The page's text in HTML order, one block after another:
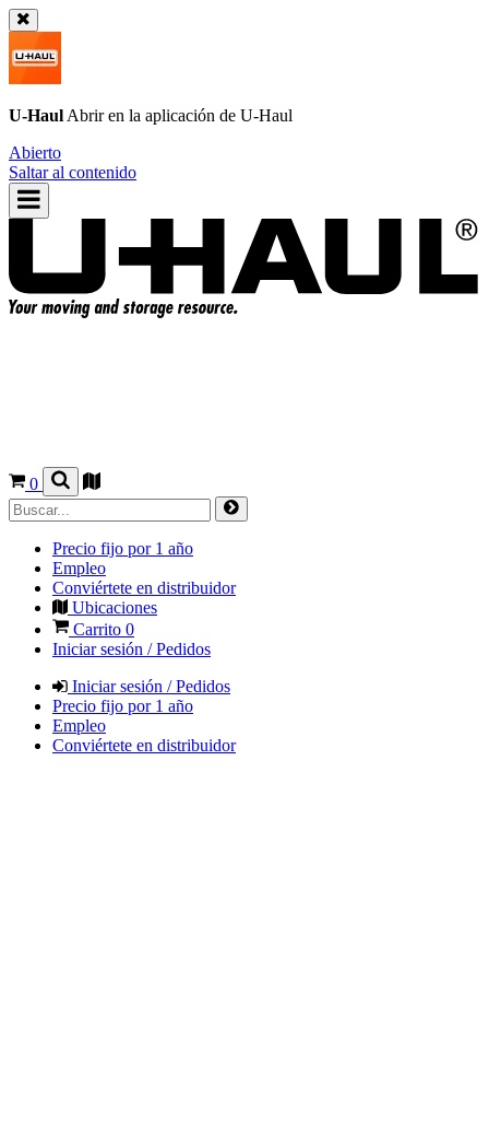
U-Haul Abrir en la aplicación de U-Haul
Abierto
Saltar al contenido
0
Precio fijo por 1 año
Empleo
Conviértete en distribuidor
Ubicaciones
Carrito 0
Iniciar sesión / Pedidos
Iniciar sesión / Pedidos
Precio fijo por 1 año
Empleo
Conviértete en distribuidor